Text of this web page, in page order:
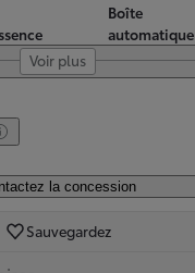
Boîte
automatique
Voir plus
la concession
Sauvegardez